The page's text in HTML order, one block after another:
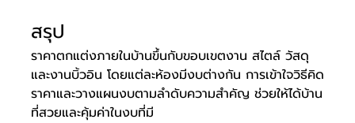
สรุป
ราคาตกแต่งภายในบ้านขึ้นกับขอบเขตงาน สไตล์ วัสดุ
และงานบิ้วอิน โดยแต่ละห้องมีงบต่างกัน การเข้าใจวิธีคิด
ราคาและวางแผนงบตามลำดับความสำคัญ ช่วยให้ได้บ้าน
ที่สวยและคุ้มค่าในงบที่มี